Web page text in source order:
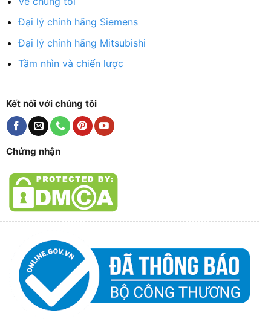
Đại lý chính hãng Siemens
Đại lý chính hãng Mitsubishi
Tầm nhìn và chiến lược
Kết nối với chúng tôi
Chứng nhận